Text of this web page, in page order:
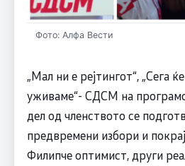
Фото: Алфа Вести
„Мал ни е рејтингот“, „Сега
уживаме“- СДСМ на
дел од членството се
предвремени избори и
Филипче оптимист, други